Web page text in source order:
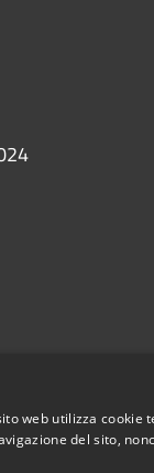
web utilizza cookie
del sito,